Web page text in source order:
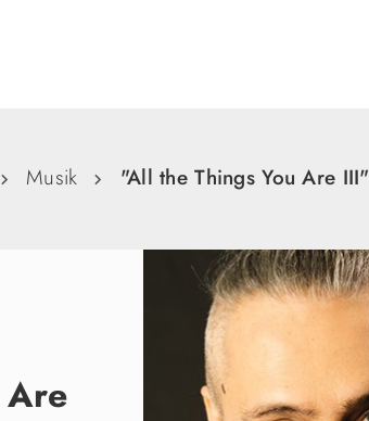
Musik "All the Things You Are III"